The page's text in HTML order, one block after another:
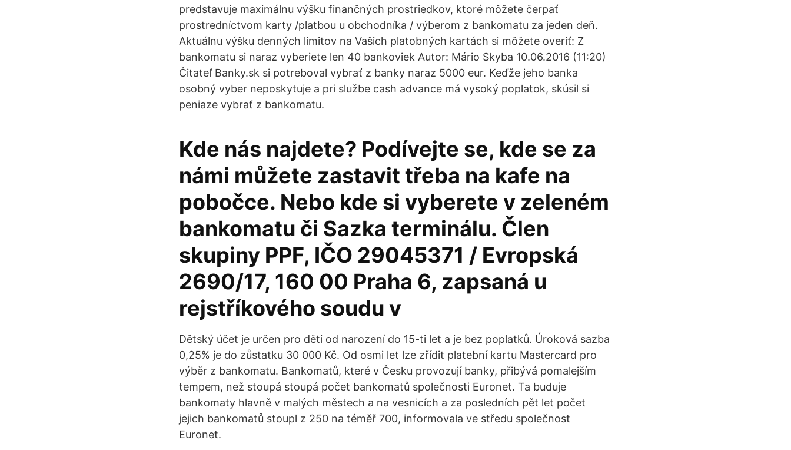
predstavuje maximálnu výšku finančných prostriedkov, ktoré môžete čerpať
prostredníctvom karty /platbou u obchodníka / výberom z bankomatu za jeden deň.
Aktuálnu výšku denných limitov na Vašich platobných kartách si môžete overiť: Z
bankomatu si naraz vyberiete len 40 bankoviek Autor: Mário Skyba 10.06.2016 (11:20)
Čitateľ Banky.sk si potreboval vybrať z banky naraz 5000 eur. Keďže jeho banka
osobný vyber neposkytuje a pri službe cash advance má vysoký poplatok, skúsil si
peniaze vybrať z bankomatu.
Kde nás najdete? Podívejte se, kde se za
námi můžete zastavit třeba na kafe na
pobočce. Nebo kde si vyberete v zeleném
bankomatu či Sazka terminálu. Člen
skupiny PPF, IČO 29045371 / Evropská
2690/17, 160 00 Praha 6, zapsaná u
rejstříkového soudu v
Dětský účet je určen pro děti od narození do 15-ti let a je bez poplatků. Úroková sazba
0,25% je do zůstatku 30 000 Kč. Od osmi let lze zřídit platební kartu Mastercard pro
výběr z bankomatu. Bankomatů, které v Česku provozují banky, přibývá pomalejším
tempem, než stoupá stoupá počet bankomatů společnosti Euronet. Ta buduje
bankomaty hlavně v malých městech a na vesnicích a za posledních pět let počet
jejich bankomatů stoupl z 250 na téměř 700, informovala ve středu společnost
Euronet.